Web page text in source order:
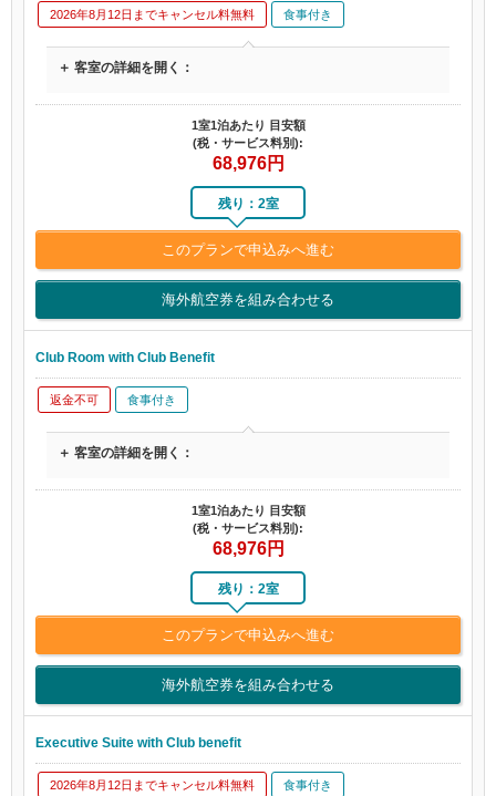
2026年8月12日までキャンセル料無料 食事付き
＋ 客室の詳細を開く：
1室1泊あたり 目安額
(税・サービス料別):
68,976円
残り：2室
このプランで申込みへ進む
海外航空券を組み合わせる
Club Room with Club Benefit
返金不可 食事付き
＋ 客室の詳細を開く：
1室1泊あたり 目安額
(税・サービス料別):
68,976円
残り：2室
このプランで申込みへ進む
海外航空券を組み合わせる
Executive Suite with Club benefit
2026年8月12日までキャンセル料無料 食事付き